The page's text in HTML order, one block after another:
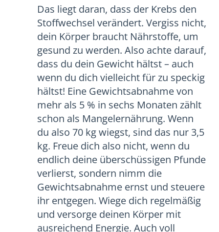
Das liegt daran, dass der Krebs den
Stoffwechsel verändert. Vergiss nicht,
dein Körper braucht Nährstoffe, um
gesund zu werden. Also achte darauf,
dass du dein Gewicht hältst – auch
wenn du dich vielleicht für zu speckig
hältst! Eine Gewichtsabnahme von
mehr als 5 % in sechs Monaten zählt
schon als Mangelernährung. Wenn
du also 70 kg wiegst, sind das nur 3,5
kg. Freue dich also nicht, wenn du
endlich deine überschüssigen Pfunde
verlierst, sondern nimm die
Gewichtsabnahme ernst und steuere
ihr entgegen. Wiege dich regelmäßig
und versorge deinen Körper mit
ausreichend Energie. Auch voll